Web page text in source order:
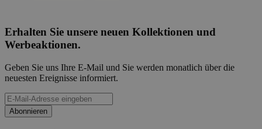
Erhalten Sie unsere neuen Kollektionen und
Werbeaktionen.
Geben Sie uns Ihre E-Mail und Sie werden monatlich über die
neuesten Ereignisse informiert.
Abonnieren